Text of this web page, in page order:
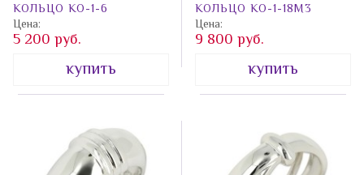
КОЛЬЦО КО-1-6
Цена:
5 200 руб.
купить
КОЛЬЦО КО-1-18M3
Цена:
9 800 руб.
купить